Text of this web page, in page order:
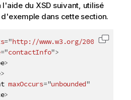
du XSD suivant, utilisé
dans cette section.
="http://www.w3.org/2001/
="contactInfo">
>
>
maxOccurs="unbounded"
>
Copier